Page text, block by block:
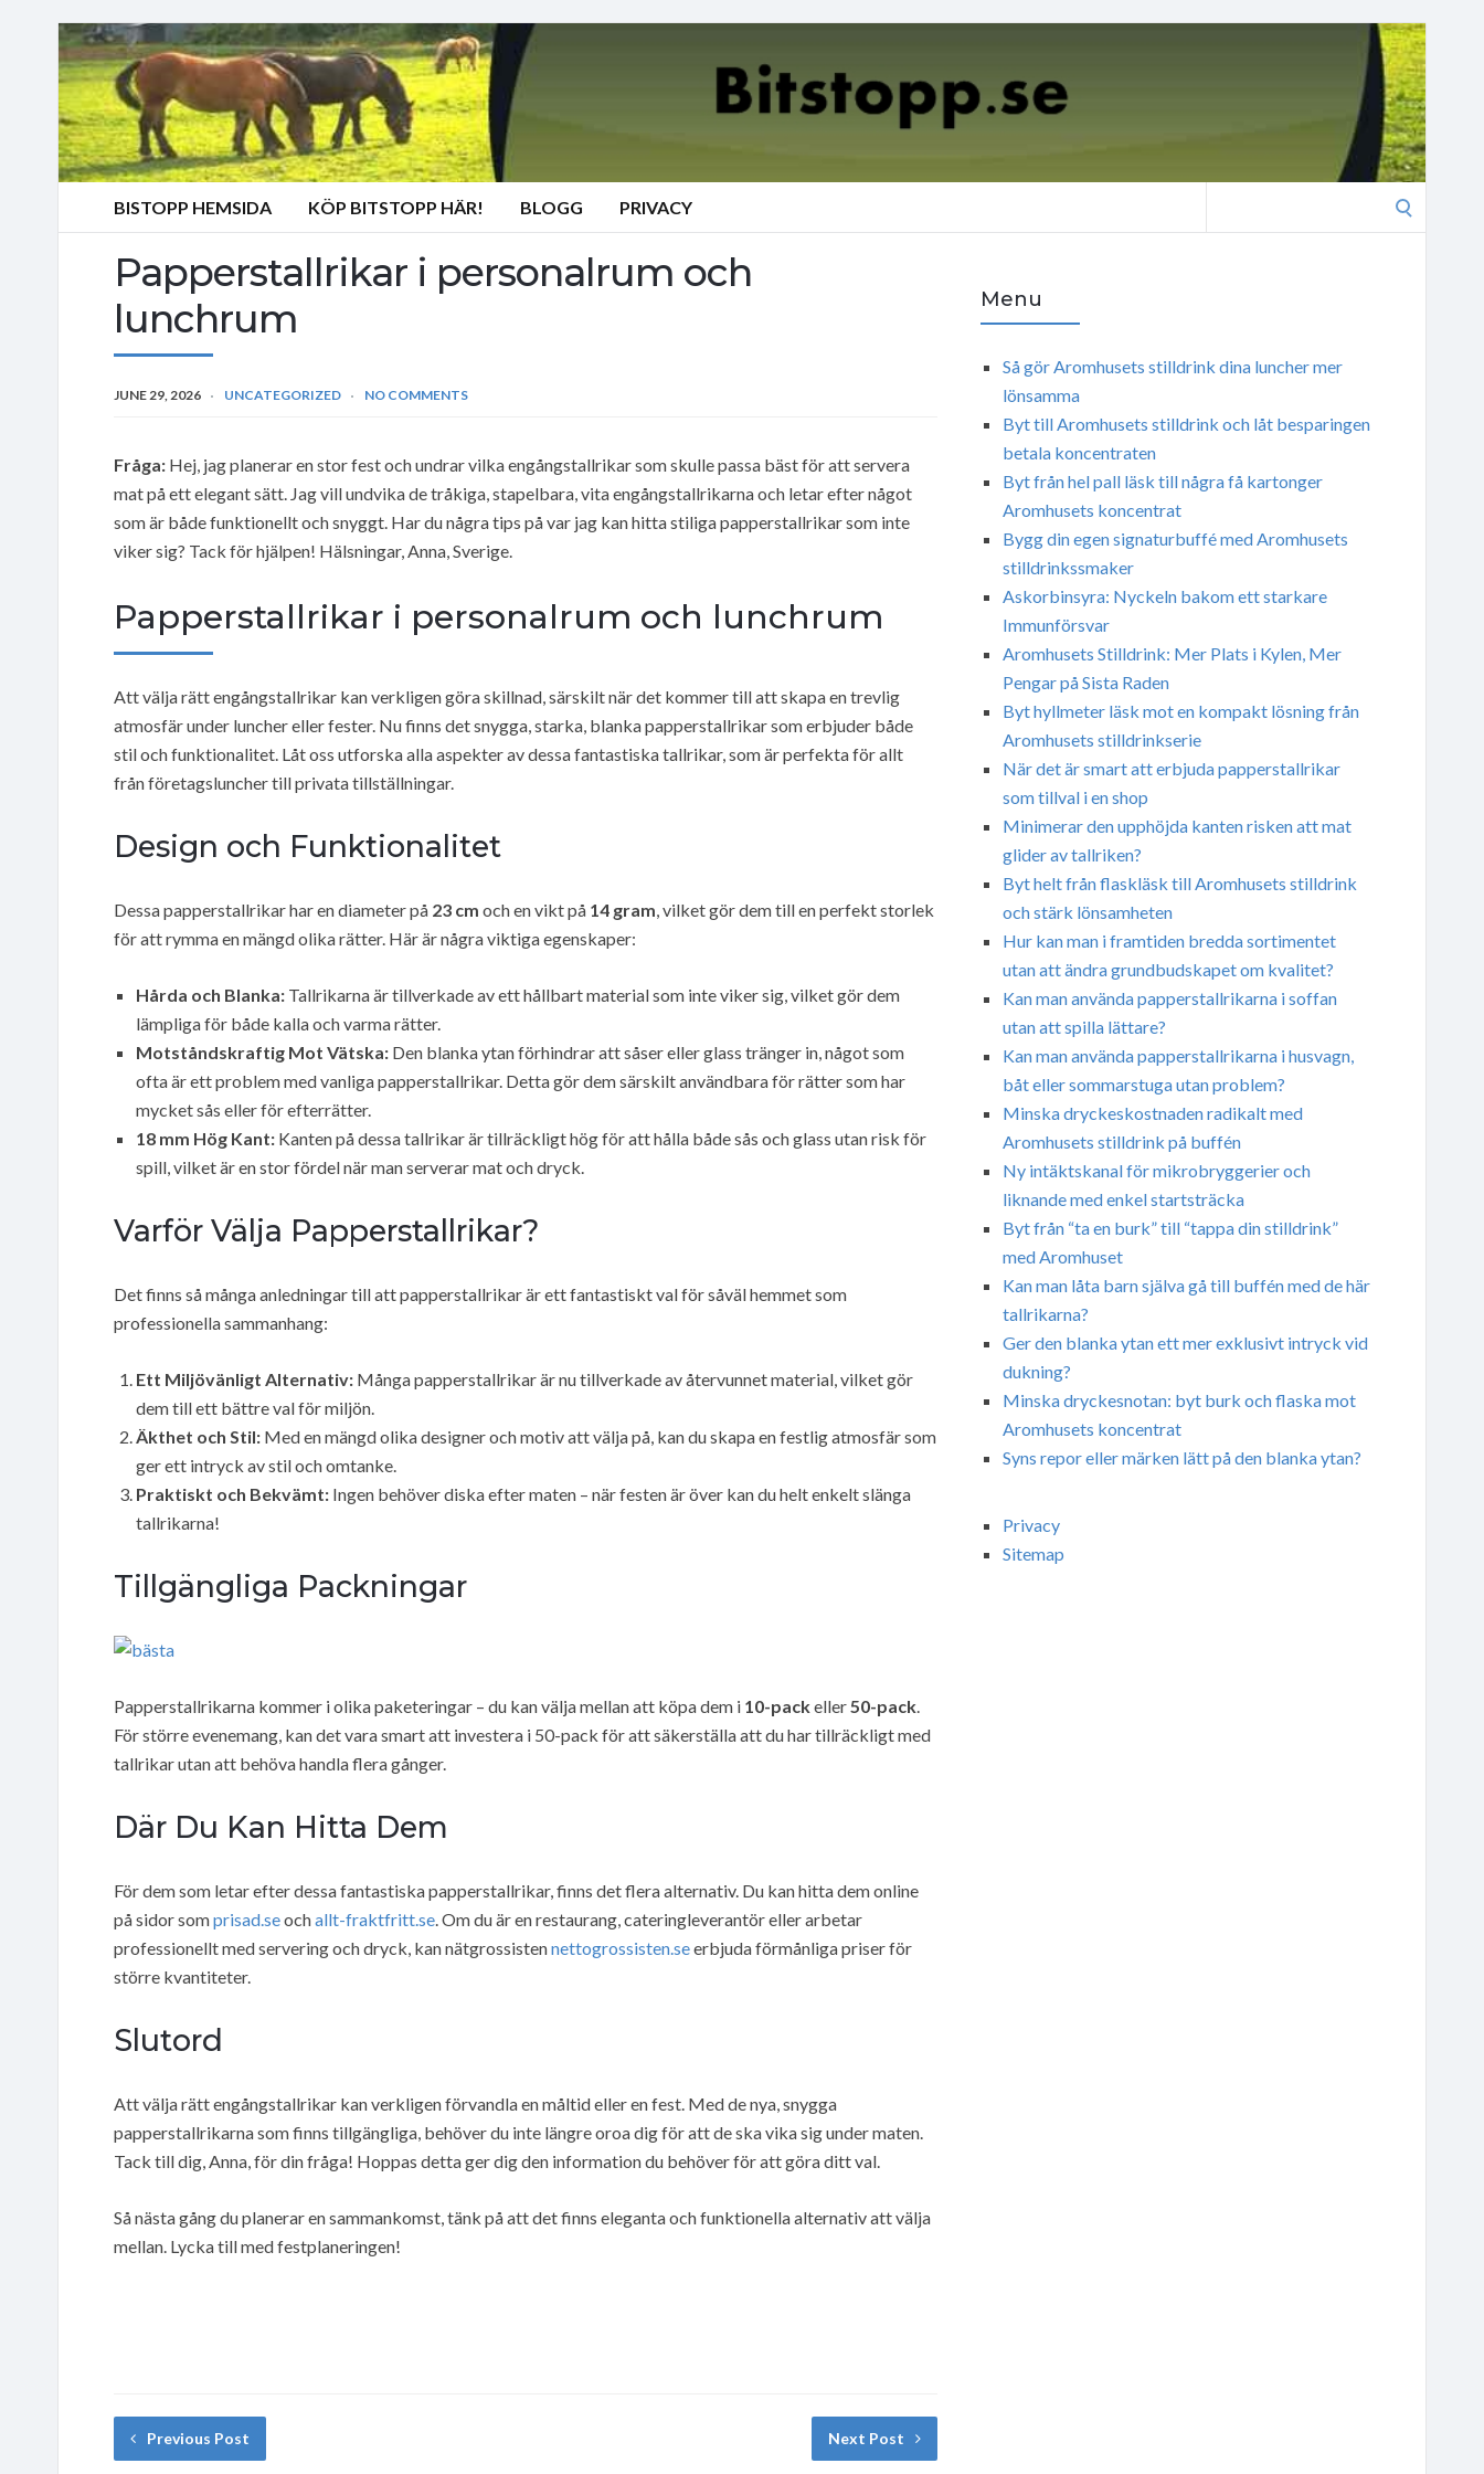
BISTOPP HEMSIDA KÖP BITSTOPP HÄR! BLOGG PRIVACY
Papperstallrikar i personalrum och
lunchrum
JUNE 29, 2026 UNCATEGORIZED NO COMMENTS
Fråga: Hej, jag planerar en stor fest och undrar vilka engångstallrikar som skulle passa bäst för att servera
mat på ett elegant sätt. Jag vill undvika de tråkiga, stapelbara, vita engångstallrikarna och letar efter något
som är både funktionellt och snyggt. Har du några tips på var jag kan hitta stiliga papperstallrikar som inte
viker sig? Tack för hjälpen! Hälsningar, Anna, Sverige.
Papperstallrikar i personalrum och lunchrum
Att välja rätt engångstallrikar kan verkligen göra skillnad, särskilt när det kommer till att skapa en trevlig
atmosfär under luncher eller fester. Nu finns det snygga, starka, blanka papperstallrikar som erbjuder både
stil och funktionalitet. Låt oss utforska alla aspekter av dessa fantastiska tallrikar, som är perfekta för allt
från företagsluncher till privata tillställningar.
Design och Funktionalitet
Dessa papperstallrikar har en diameter på 23 cm och en vikt på 14 gram, vilket gör dem till en perfekt storlek
för att rymma en mängd olika rätter. Här är några viktiga egenskaper:
Hårda och Blanka: Tallrikarna är tillverkade av ett hållbart material som inte viker sig, vilket gör dem
lämpliga för både kalla och varma rätter.
Motståndskraftig Mot Vätska: Den blanka ytan förhindrar att såser eller glass tränger in, något som
ofta är ett problem med vanliga papperstallrikar. Detta gör dem särskilt användbara för rätter som har
mycket sås eller för efterrätter.
18 mm Hög Kant: Kanten på dessa tallrikar är tillräckligt hög för att hålla både sås och glass utan risk för
spill, vilket är en stor fördel när man serverar mat och dryck.
Varför Välja Papperstallrikar?
Det finns så många anledningar till att papperstallrikar är ett fantastiskt val för såväl hemmet som
professionella sammanhang:
Ett Miljövänligt Alternativ: Många papperstallrikar är nu tillverkade av återvunnet material, vilket gör
dem till ett bättre val för miljön.
Äkthet och Stil: Med en mängd olika designer och motiv att välja på, kan du skapa en festlig atmosfär som
ger ett intryck av stil och omtanke.
Praktiskt och Bekvämt: Ingen behöver diska efter maten – när festen är över kan du helt enkelt slänga
tallrikarna!
Tillgängliga Packningar
Papperstallrikarna kommer i olika paketeringar – du kan välja mellan att köpa dem i 10-packeller50-pack.
För större evenemang, kan det vara smart att investera i 50-pack för att säkerställa att du har tillräckligt med
tallrikar utan att behöva handla flera gånger.
Där Du Kan Hitta Dem
För dem som letar efter dessa fantastiska papperstallrikar, finns det flera alternativ. Du kan hitta dem online
på sidor somprisad.seochallt-fraktfritt.se. Om du är en restaurang, cateringleverantör eller arbetar
professionellt med servering och dryck, kan nätgrossistennettogrossisten.seerbjuda förmånliga priser för
större kvantiteter.
Slutord
Att välja rätt engångstallrikar kan verkligen förvandla en måltid eller en fest. Med de nya, snygga
papperstallrikarna som finns tillgängliga, behöver du inte längre oroa dig för att de ska vika sig under maten.
Tack till dig, Anna, för din fråga! Hoppas detta ger dig den information du behöver för att göra ditt val.
Så nästa gång du planerar en sammankomst, tänk på att det finns eleganta och funktionella alternativ att välja
mellan. Lycka till med festplaneringen!
Previous Post Next Post
Menu
Så gör Aromhusets stilldrink dina luncher mer
lönsamma
Byt till Aromhusets stilldrink och låt besparingen
betala koncentraten
Byt från hel pall läsk till några få kartonger
Aromhusets koncentrat
Bygg din egen signaturbuffé med Aromhusets
stilldrinkssmaker
Askorbinsyra: Nyckeln bakom ett starkare
Immunförsvar
Aromhusets Stilldrink: Mer Plats i Kylen, Mer
Pengar på Sista Raden
Byt hyllmeter läsk mot en kompakt lösning från
Aromhusets stilldrinkserie
När det är smart att erbjuda papperstallrikar
som tillval i en shop
Minimerar den upphöjda kanten risken att mat
glider av tallriken?
Byt helt från flaskläsk till Aromhusets stilldrink
och stärk lönsamheten
Hur kan man i framtiden bredda sortimentet
utan att ändra grundbudskapet om kvalitet?
Kan man använda papperstallrikarna i soffan
utan att spilla lättare?
Kan man använda papperstallrikarna i husvagn,
båt eller sommarstuga utan problem?
Minska dryckeskostnaden radikalt med
Aromhusets stilldrink på buffén
Ny intäktskanal för mikrobryggerier och
liknande med enkel startsträcka
Byt från “ta en burk” till “tappa din stilldrink”
med Aromhuset
Kan man låta barn själva gå till buffén med de här
tallrikarna?
Ger den blanka ytan ett mer exklusivt intryck vid
dukning?
Minska dryckesnotan: byt burk och flaska mot
Aromhusets koncentrat
Syns repor eller märken lätt på den blanka ytan?
Privacy
Sitemap